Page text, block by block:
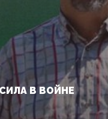
В ВОЙНЕ